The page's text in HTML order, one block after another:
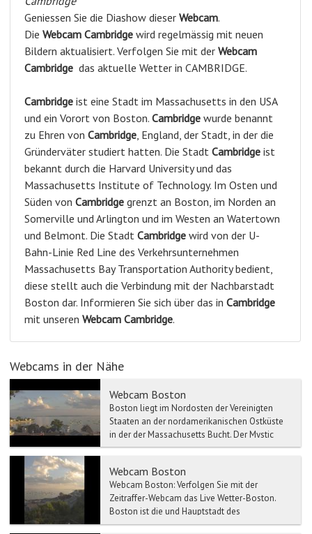
Geniessen Sie die Diashow dieser Webcam.
Die Webcam Cambridge wird regelmässig mit neuen
Bildern aktualisiert. Verfolgen Sie mit der Webcam
Cambridge das aktuelle Wetter in CAMBRIDGE.
Cambridge ist eine Stadt im Massachusetts in den USA
und ein Vorort von Boston. Cambridge wurde benannt
zu Ehren von Cambridge , England, der Stadt, in der die
Gründerväter studiert hatten. Die Stadt Cambridge ist
bekannt durch die Harvard University und das
Massachusetts Institute of Technology. Im Osten und
Süden von Cambridge grenzt an Boston, im Norden an
Somerville und Arlington und im Westen an Watertown
und Belmont. Die Stadt Cambridge wird von der U-
Bahn-Linie Red Line des Verkehrsunternehmen
Massachusetts Bay Transportation Authority bedient,
diese stellt auch die Verbindung mit der Nachbarstadt
Boston dar. Informieren Sie sich über das in Cambridge
mit unseren Webcam Cambridge.
Webcams in der Nähe
Webcam Boston
Boston liegt im Nordosten der Vereinigten
Staaten an der nordamerikanischen Ostküste
in der der Massachusetts Bucht. Der Mystic
River, Neponset Riv...
Webcam Boston
Webcam Boston: Verfolgen Sie mit der
Zeitraffer-Webcam das Live Wetter-Boston.
Boston ist die und Hauptstadt des
Bundesstaates Massac...